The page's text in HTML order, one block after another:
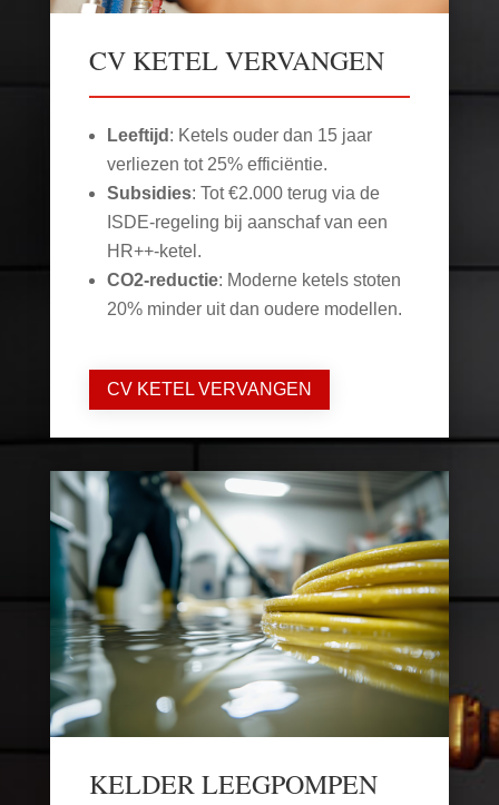
CV KETEL VERVANGEN
Leeftijd : Ketels ouder dan 15 jaar
verliezen tot 25% efficiëntie.
Subsidies: Tot €2.000 terug via de
ISDE-regeling bij aanschaf van een
HR++-ketel.
CO2-reductie: Moderne ketels stoten
20% minder uit dan oudere modellen.
CV KETEL VERVANGEN
KELDER LEEGPOMPEN